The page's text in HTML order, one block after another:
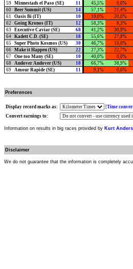
59 Minnestads el Paso (SE) 11 45,5% 0,0%
60 Beer Summit (US) 14 57,1% 21,4%
61
Oasis Bi (IT) 10 10,0% 20,0%
62
Going Kronos (IT) 12 58,3% 8,3%
63
Executive Caviar (SE) 68 41,2% 30,9%
64 Kadett C.D. (SE) 18 55,6% 27,8%
65
Super Photo Kosmos (US) 30 46,7% 10,0%
66 Make it Happen (US) 22 27,3% 22,7%
67 One too Many (SE) 10 40,0% 0,0%
68
Andover Andover (US) 18 66,7% 38,9%
69 Amour Rapide (SE) 11 9,1% 0,0%
Preferences
Display record marks as: [Time
Convert earnings to:
Information on results in big races provided by Kurt
Disclaimer
We do not guarantee that the information is completely